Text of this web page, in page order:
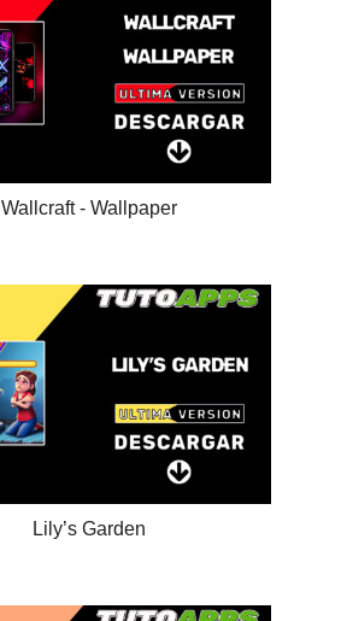
Wallcraft - Wallpaper
Lily’s Garden